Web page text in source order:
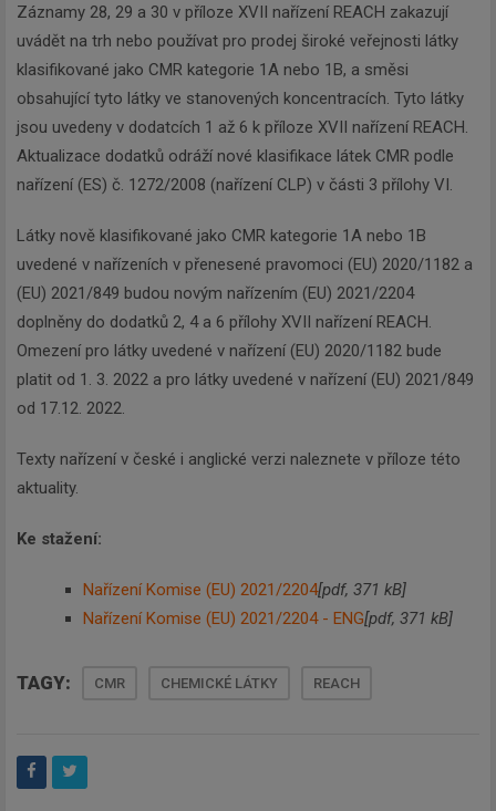
Záznamy 28, 29 a 30 v příloze XVII nařízení REACH zakazují
uvádět na trh nebo používat pro prodej široké veřejnosti látky
klasifikované jako CMR kategorie 1A nebo 1B, a směsi
obsahující tyto látky ve stanovených koncentracích. Tyto látky
jsou uvedeny v dodatcích 1 až 6 k příloze XVII nařízení REACH.
Aktualizace dodatků odráží nové klasifikace látek CMR podle
nařízení (ES) č. 1272/2008 (nařízení CLP) v části 3 přílohy VI.
Látky nově klasifikované jako CMR kategorie 1A nebo 1B
uvedené v nařízeních v přenesené pravomoci (EU) 2020/1182 a
(EU) 2021/849 budou novým nařízením (EU) 2021/2204
doplněny do dodatků 2, 4 a 6 přílohy XVII nařízení REACH.
Omezení pro látky uvedené v nařízení (EU) 2020/1182 bude
platit od 1. 3. 2022 a pro látky uvedené v nařízení (EU) 2021/849
od 17.12. 2022.
Texty nařízení v české i anglické verzi naleznete v příloze této
aktuality.
Ke stažení:
Nařízení Komise (EU) 2021/2204[pdf, 371 kB]
Nařízení Komise (EU) 2021/2204 - ENG[pdf, 371 kB]
TAGY: CMR CHEMICKÉ LÁTKY REACH